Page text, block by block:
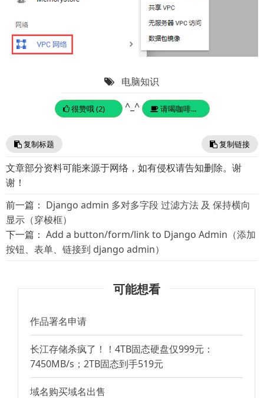
电脑知识
很赞哦 (2) ^_^ 请喝咖啡...
复制标题 复制链接
文章部分资料可能来源于网络，如有侵权请告知删除。谢
谢！
前一篇： Django admin 多对多字段 过滤方法 及 保持横向
显示（穿梭框）
下一篇： Add a button/form/link to Django Admin（添加
按钮、表单、链接到 django admin）
可能想看
作品署名申请
长江存储杀疯了！！4TB固态硬盘仅999元：
7450MB/s；2TB固态到手519元
域名购买域名出售